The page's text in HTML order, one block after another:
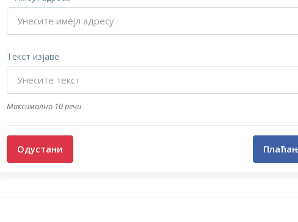
Текст изјаве
Максимално 10 речи
Одустани